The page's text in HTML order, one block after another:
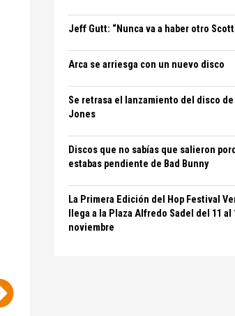
Jeff Gutt: “Nunca va a haber otro
Arca se arriesga con un nuevo disco
Se retrasa el lanzamiento del disco de
Jones
Discos que no sabías que salieron
estabas pendiente de Bad Bunny
La Primera Edición del Hop Festival
llega a la Plaza Alfredo Sadel del 11 al
noviembre